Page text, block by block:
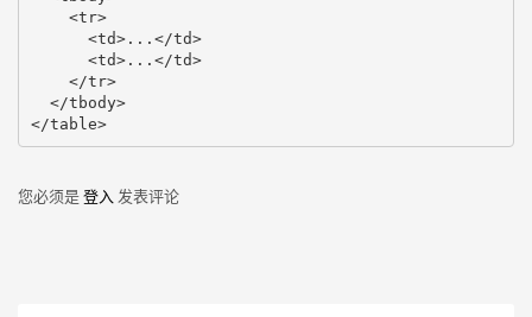
    <tr>
      <td>...</td>
      <td>...</td>
    </tr>
  </tbody>
</table>
您必须是登入 发表评论